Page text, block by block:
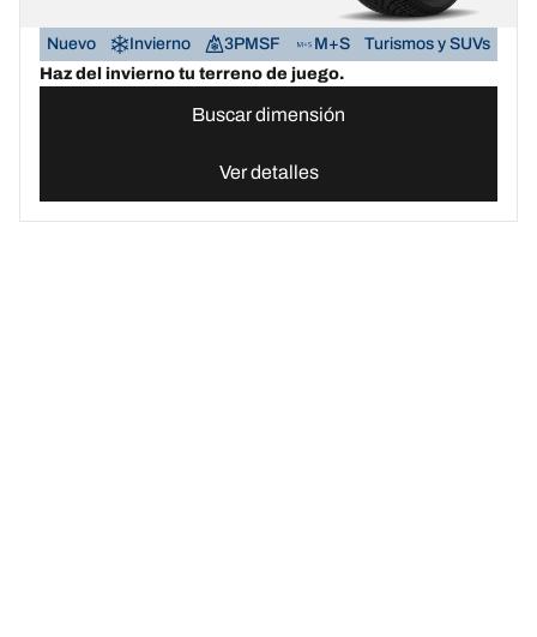
Nuevo Invierno 3PMSF M+S
Turismos y SUVs
Haz del invierno tu terreno de juego.
Buscar dimensión
Ver detalles